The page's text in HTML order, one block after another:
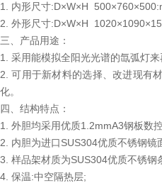
1. 内形尺寸:D×W×H
2. 外形尺寸:D×W×H
三、产品用途：
1. 采用能模拟全阳光光谱的氙弧灯
2. 可用于新材料的选择、改进现有
化。
四、结构特点：
1. 外胆均采用优质1.2mmA3钢板数
2. 内胆为进口SUS304优质不锈钢镜
3. 样品架材质为SUS304优质不锈钢
4. 保温:中空隔热层;